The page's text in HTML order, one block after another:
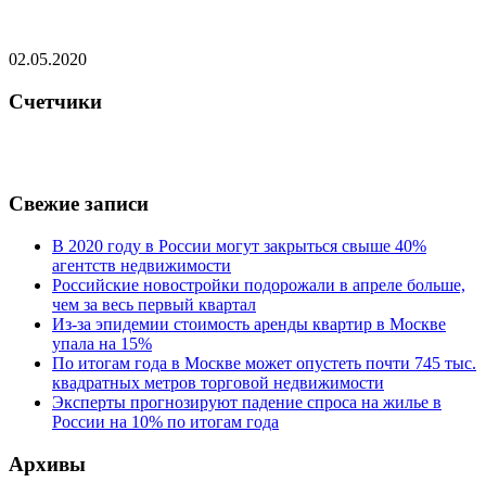
02.05.2020
Счетчики
Свежие записи
В 2020 году в России могут закрыться свыше 40%
агентств недвижимости
Российские новостройки подорожали в апреле больше,
чем за весь первый квартал
Из-за эпидемии стоимость аренды квартир в Москве
упала на 15%
По итогам года в Москве может опустеть почти 745 тыс.
квадратных метров торговой недвижимости
Эксперты прогнозируют падение спроса на жилье в
России на 10% по итогам года
Архивы